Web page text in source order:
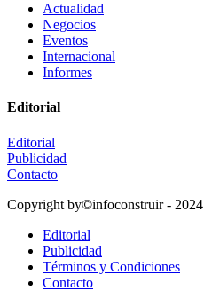
Actualidad
Negocios
Eventos
Internacional
Informes
Editorial
Editorial
Publicidad
Contacto
Copyright by©infoconstruir - 2024
Editorial
Publicidad
Términos y Condiciones
Contacto